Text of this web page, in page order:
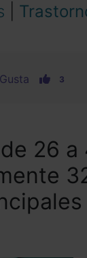
Gusta 3
26